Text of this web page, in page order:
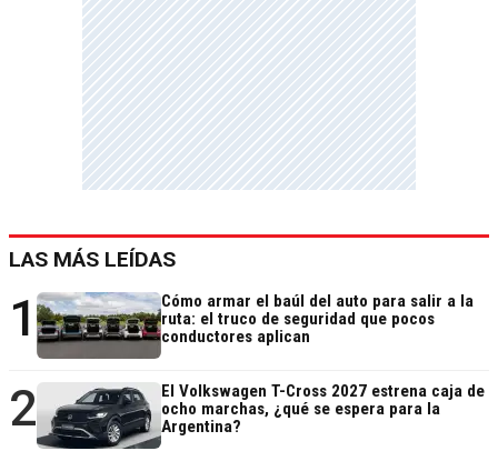
LAS MÁS LEÍDAS
1
Cómo armar el baúl del auto para salir a la
ruta: el truco de seguridad que pocos
conductores aplican
2
El Volkswagen T-Cross 2027 estrena caja de
ocho marchas, ¿qué se espera para la
Argentina?